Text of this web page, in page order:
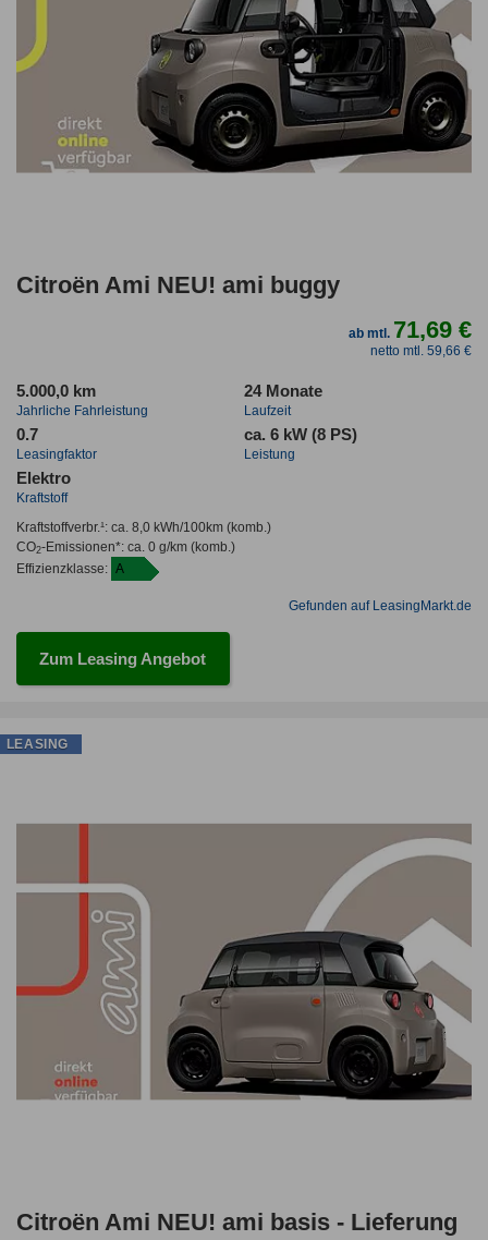
Citroën Ami NEU! ami buggy
ab mtl. 71,69 €
netto mtl. 59,66 €
5.000,0 km
Jahrliche Fahrleistung
24 Monate
Laufzeit
0.7
Leasingfaktor
ca. 6 kW (8 PS)
Leistung
Elektro
Kraftstoff
Kraftstoffverbr.¹: ca. 8,0 kWh/100km(komb.)
CO2-Emissionen*: ca. 0 g/km(komb.)
Effizienzklasse: A
Gefunden auf LeasingMarkt.de
Zum Leasing Angebot
Citroën Ami NEU! ami basis - Lieferung
LEASING